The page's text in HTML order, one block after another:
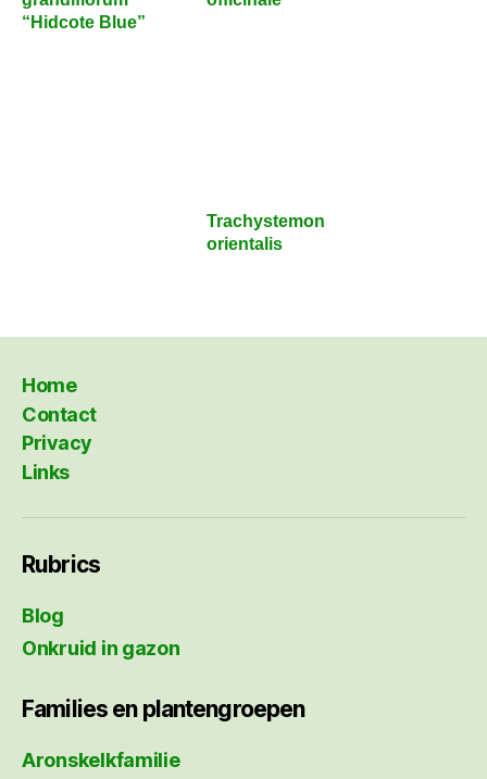
“Hidcote Blue”
Trachystemon
orientalis
Home
Contact
Privacy
Links
Rubrics
Blog
Onkruid in gazon
Families en plantengroepen
Aronskelkfamilie